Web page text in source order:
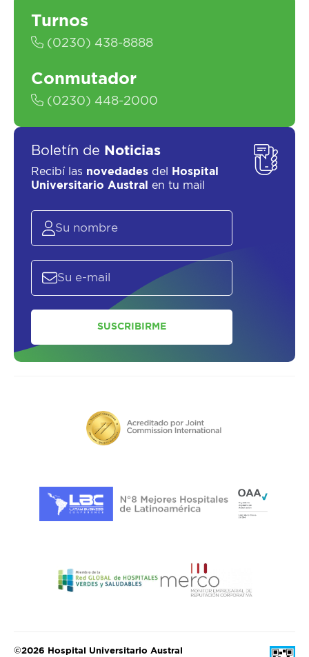
SOLICITAR UN ASESOR
Turnos
(0230) 438-8888
Conmutador
(0230) 448-2000
Boletín de Noticias
Recibí las novedades del
Hospital
Universitario Austral
en tu mail
SUSCRIBIRME
©2026 Hospital Universitario Austral